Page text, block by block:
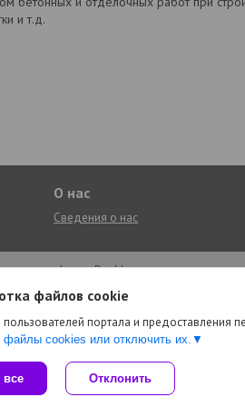
и т.д.
О нас
Сведения о нас
на платформе Deal.by
файлов cookie
портала и предоставления
файлы cookies или отключить их.
все Отклонить
магазин |Пожаловаться на контент
Language ▼